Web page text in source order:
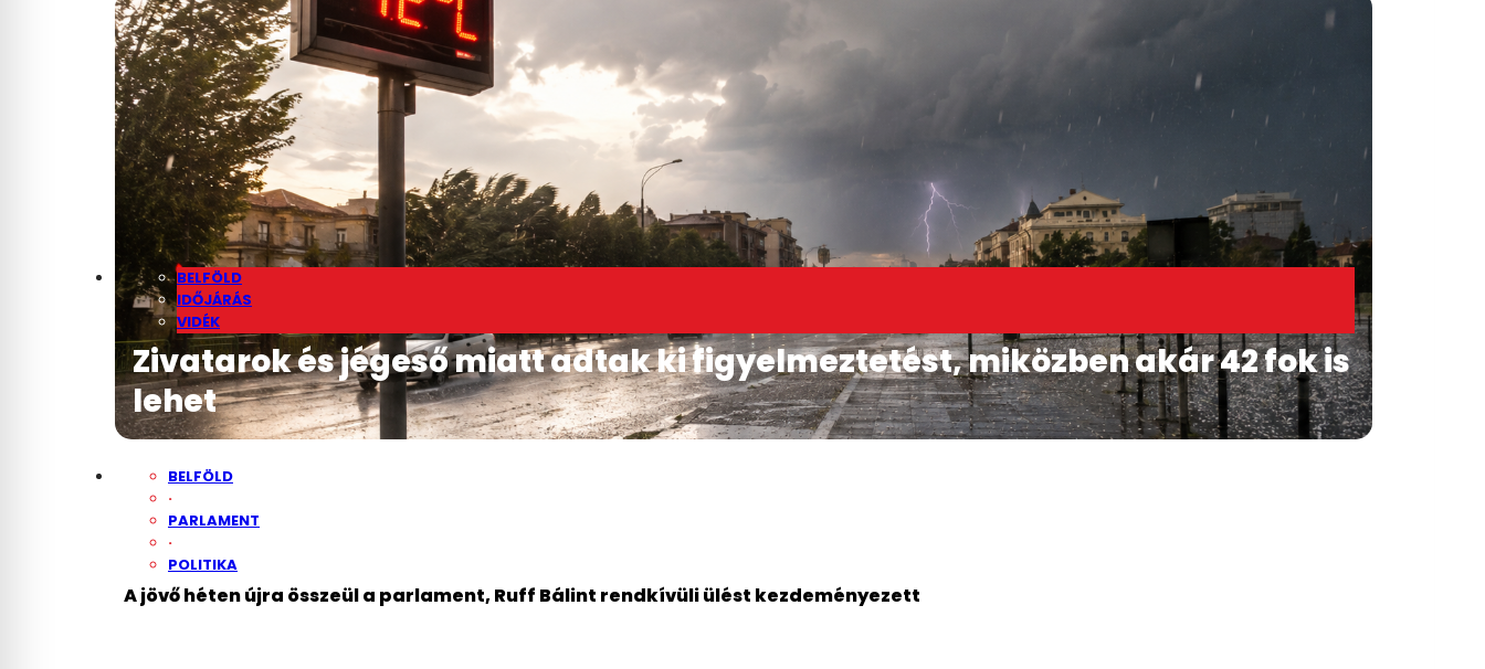
BELFÖLD
IDŐJÁRÁS
VIDÉK
Zivatarok és jégeső miatt adtak ki figyelmeztetést, miközben akár 42 fok is
lehet
BELFÖLD
·
PARLAMENT
·
POLITIKA
A jövő héten újra összeül a parlament, Ruff Bálint rendkívüli ülést kezdeményezett